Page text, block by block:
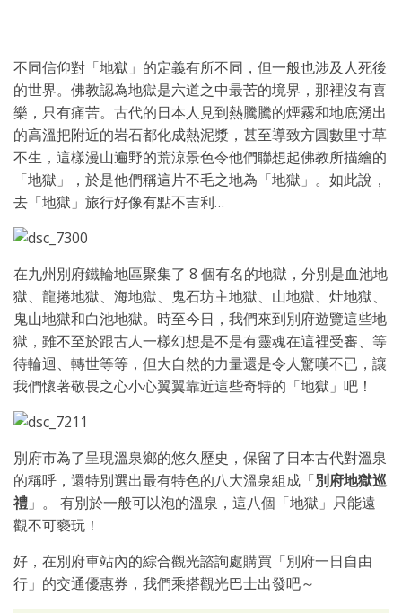
不同信仰對「地獄」的定義有所不同，但一般也涉及人死後
的世界。佛教認為地獄是六道之中最苦的境界，那裡沒有喜
樂，只有痛苦。古代的日本人見到熱騰騰的煙霧和地底湧出
的高溫把附近的岩石都化成熱泥漿，甚至導致方圓數里寸草
不生，這樣漫山遍野的荒涼景色令他們聯想起佛教所描繪的
「地獄」，於是他們稱這片不毛之地為「地獄」。如此說，
去「地獄」旅行好像有點不吉利…
在九州別府鐵輪地區聚集了 8 個有名的地獄，分別是血池地
獄、龍捲地獄、海地獄、鬼石坊主地獄、山地獄、灶地獄、
鬼山地獄和白池地獄。時至今日，我們來到別府遊覽這些地
獄，雖不至於跟古人一樣幻想是不是有靈魂在這裡受審、等
待輪迴、轉世等等，但大自然的力量還是令人驚嘆不已，讓
我們懷著敬畏之心小心翼翼靠近這些奇特的「地獄」吧！
別府市為了呈現溫泉鄉的悠久歷史，保留了日本古代對溫泉
的稱呼，還特別選出最有特色的八大溫泉組成「別府地獄巡
禮 」。 有別於一般可以泡的溫泉，這八個「地獄」只能遠
觀不可褻玩！
好，在別府車站內的綜合觀光諮詢處購買「別府一日自由
行」的交通優惠券，我們乘搭觀光巴士出發吧～